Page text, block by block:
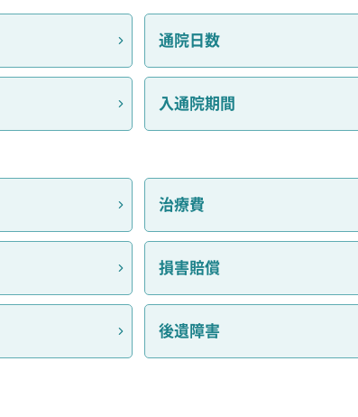
通院日数
入通院期間
治療費
損害賠償
後遺障害